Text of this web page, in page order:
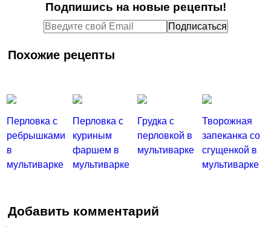
Подпишись на новые рецепты!
Похожие рецепты
Перловка с
ребрышками
в
мультиварке
Перловка с
куриным
фаршем в
мультиварке
Грудка с
перловкой в
мультиварке
Творожная
запеканка со
сгущенкой в
мультиварке
Добавить комментарий